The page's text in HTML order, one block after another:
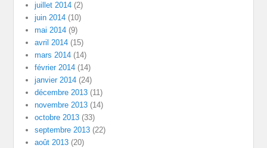
juillet 2014 (2)
juin 2014 (10)
mai 2014 (9)
avril 2014 (15)
mars 2014 (14)
février 2014 (14)
janvier 2014 (24)
décembre 2013 (11)
novembre 2013 (14)
octobre 2013 (33)
septembre 2013 (22)
août 2013 (20)